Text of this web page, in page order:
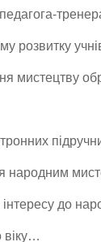
розвитку
мистецтву
народним
до
віку…